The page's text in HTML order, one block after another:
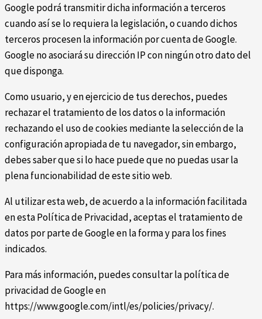
Google podrá transmitir dicha información a terceros
cuando así se lo requiera la legislación, o cuando dichos
terceros procesen la información por cuenta de Google.
Google no asociará su dirección IP con ningún otro dato del
que disponga.
Como usuario, y en ejercicio de tus derechos, puedes
rechazar el tratamiento de los datos o la información
rechazando el uso de cookies mediante la selección de la
configuración apropiada de tu navegador, sin embargo,
debes saber que si lo hace puede que no puedas usar la
plena funcionabilidad de este sitio web.
Al utilizar esta web, de acuerdo a la información facilitada
en esta Política de Privacidad, aceptas el tratamiento de
datos por parte de Google en la forma y para los fines
indicados.
Para más información, puedes consultar la política de
privacidad de Google en
https://www.google.com/intl/es/policies/privacy/.